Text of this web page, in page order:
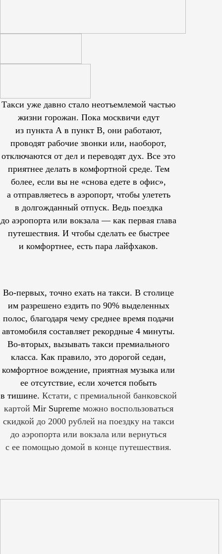
Такси уже давно стало неотъемлемой частью
жизни горожан. Пока москвичи едут
из пункта А в пункт В, они работают,
проводят рабочие звонки или, наоборот,
отключаются от дел и переводят дух. Все это
приятнее делать в комфортной среде. Тем
более, если вы не «снова едете в офис»,
а отправляетесь в аэропорт, чтобы улететь
в долгожданный отпуск. Ведь поездка
до аэропорта или вокзала — как первая глава
путешествия. И чтобы сделать ее быстрее
и комфортнее, есть пара лайфхаков.
Во-первых, точно ехать на такси. В столице
им разрешеноездить по 90% выделенных
полос, благодаря чему среднее время подачи
автомобиля составляет рекордные 4 минуты.
Во-вторых, вызывать такси премиального
класса. Как правило, это дорогой седан,
комфортное вождение, приятная музыка или
ее отсутствие, если хочется побыть
в тишине. Кстати, с премиальной банковской
картой Mir Supreme можно воспользоваться
скидкой до 2000 рублей на поездку на такси
до аэропорта или вокзала или вернуться
с ее помощью домой в конце путешествия.